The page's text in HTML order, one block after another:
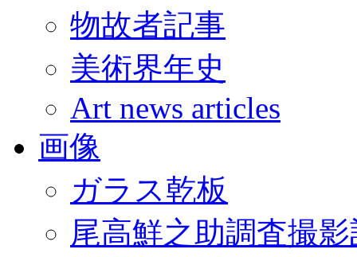
物故者記事
美術界年史
Art news articles
画像
ガラス乾板
尾高鮮之助調査撮